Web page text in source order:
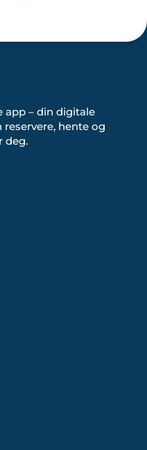
app – din digitale
hente og
deg.